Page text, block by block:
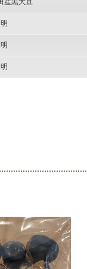
産黒大豆